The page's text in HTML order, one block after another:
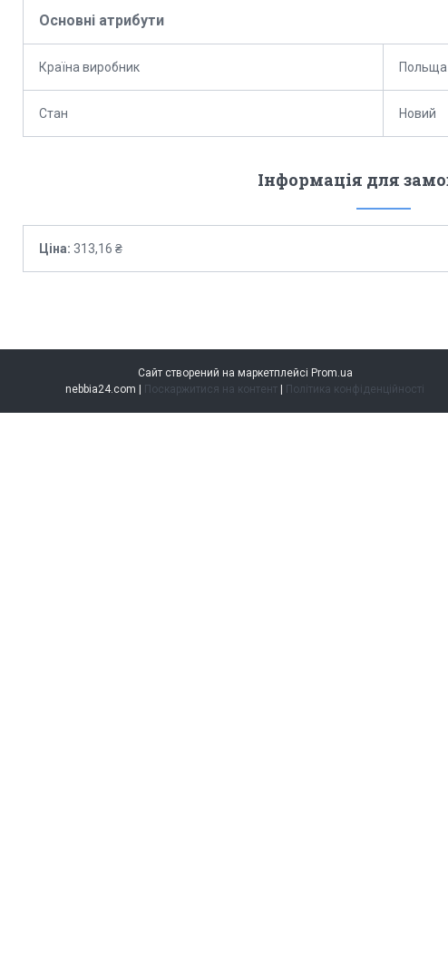
Основні атрибути
Країна виробник Польща
Стан Новий
Інформація для
Ціна: 313,16 ₴
Сайт створений на маркетплейсі Prom.ua
Поскаржитися на контент Політика конфіденційності